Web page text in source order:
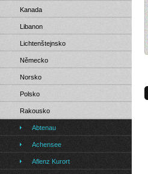
Kanada
Libanon
Lichtenštejnsko
Německo
Norsko
Polsko
Rakousko
Abtenau
Achensee
Aflenz Kurort